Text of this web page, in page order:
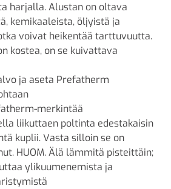
harjalla. Alustan on oltava
kemikaaleista, öljyistä ja
voivat heikentää tarttuvuutta.
kostea, on se kuivattava
ja aseta Prefatherm
merkintää
liikuttaen poltinta edestakaisin
kuplii. Vasta silloin se on
HUOM. Älä lämmitä pisteittäin;
ylikuumenemista ja